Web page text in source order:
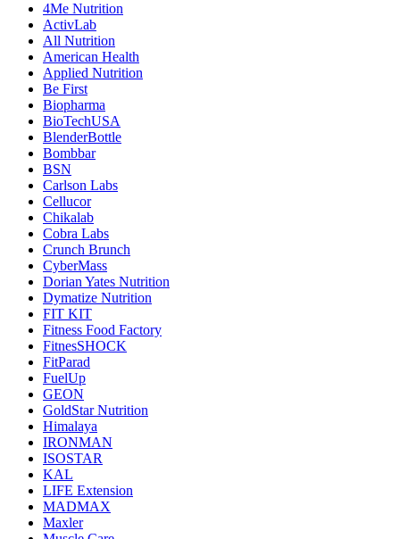
4Me Nutrition
ActivLab
All Nutrition
American Health
Applied Nutrition
Be First
Biopharma
BioTechUSA
BlenderBottle
Bombbar
BSN
Carlson Labs
Cellucor
Chikalab
Cobra Labs
Crunch Brunch
CyberMass
Dorian Yates Nutrition
Dymatize Nutrition
FIT KIT
Fitness Food Factory
FitnesSHOCK
FitParad
FuelUp
GEON
GoldStar Nutrition
Himalaya
IRONMAN
ISOSTAR
KAL
LIFE Extension
MADMAX
Maxler